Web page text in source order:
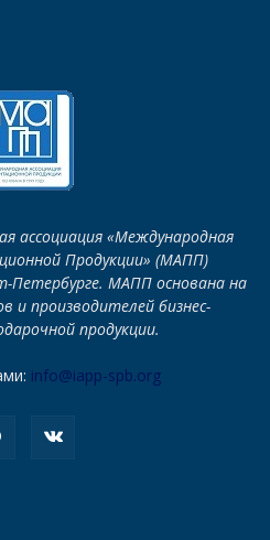
ассоциация «Международная
Продукции» (МАПП)
Петербурге. МАПП основана на
и производителей бизнес-
продукции.
info@iapp-spb.org